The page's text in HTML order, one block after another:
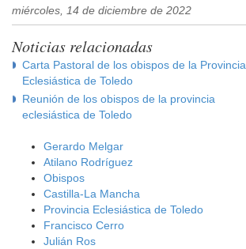
miércoles, 14 de diciembre de 2022
Noticias relacionadas
Carta Pastoral de los obispos de la Provincia
Eclesiástica de Toledo
Reunión de los obispos de la provincia
eclesiástica de Toledo
Gerardo Melgar
Atilano Rodríguez
Obispos
Castilla-La Mancha
Provincia Eclesiástica de Toledo
Francisco Cerro
Julián Ros